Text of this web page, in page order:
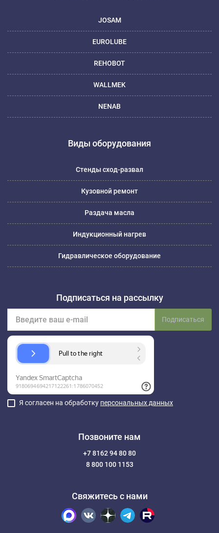
JOSAM
EUROLUBE
REHOBOT
WALLMEK
NENAB
Виды оборудования
Стенды сход-развал
Кузовной ремонт
Раздача масла
Индукционный нагрев
Гидравлическое оборудование
Подписаться на рассылку
Подписаться
Я согласен на обработку персональных данных
Позвоните нам
+7 8162 94 80 80
8 800 100 1153
Свяжитесь с нами